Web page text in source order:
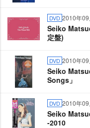
DVD 2010年
Seiko
定盤)
DVD 2010年
Seiko
Songs」
DVD 2010年
Seiko
-2010